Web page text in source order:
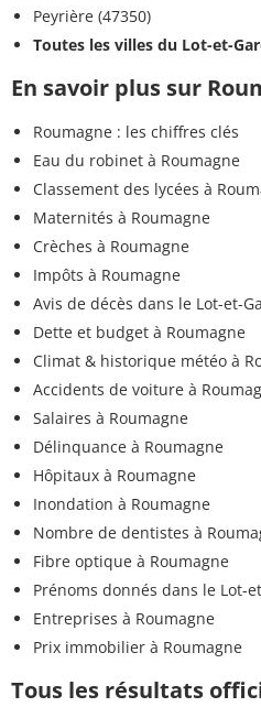
Peyrière (47350)
Toutes les villes du Lot-et-
En savoir plus sur
Roumagne : les chiffres clés
Eau du robinet à Roumagne
Classement des lycées à
Maternités à Roumagne
Crèches à Roumagne
Impôts à Roumagne
Avis de décès dans le Lot-et-
Dette et budget à Roumagne
Climat & historique météo à
Accidents de voiture à
Salaires à Roumagne
Délinquance à Roumagne
Hôpitaux à Roumagne
Inondation à Roumagne
Nombre de dentistes à
Fibre optique à Roumagne
Prénoms donnés dans le Lot-
Entreprises à Roumagne
Prix immobilier à Roumagne
Tous les résultats